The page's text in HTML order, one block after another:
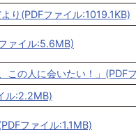
り(PDFファイル:1019.1KB)
ァイル:5.6MB)
この人に会いたい！」(PDF
ル:2.2MB)
ファイル:1.1MB)